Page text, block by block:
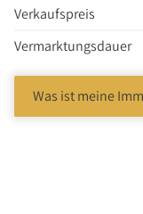
Immobilienangebote
Immobilienmarkt
Services
Verkaufspreis
Vermarktungsdauer
Was ist meine